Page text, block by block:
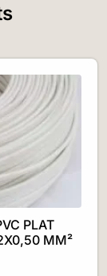
PLAT
MM²